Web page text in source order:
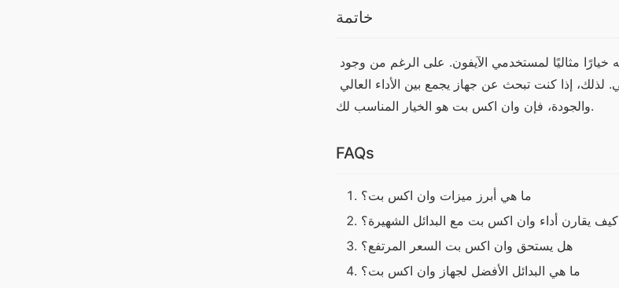
خاتمة
والجودة، فإن وان اكس بت هو الخيار المناسب لك.
FAQs
ما هي أبرز ميزات وان اكس بت؟
كيف يقارن أداء وان اكس بت مع البدائل الشهيرة؟
هل يستحق وان اكس بت السعر المرتفع؟
ما هي البدائل الأفضل لجهاز وان اكس بت؟